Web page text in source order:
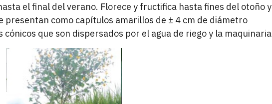
el final del verano. Florece y fructifica hasta fines del otoño y
presentan como capítulos amarillos de ± 4 cm de diámetro
que son dispersados por el agua de riego y la maquinaria